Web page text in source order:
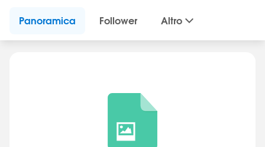
Panoramica Follower Altro